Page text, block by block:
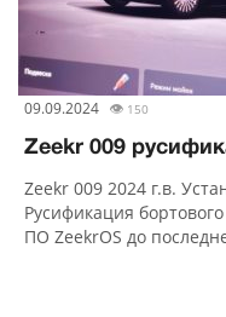
09.09.2024 👁 150
Zeekr 009
Zeekr 009 2024 г.в.
Русификация
ПО ZeekrOS до